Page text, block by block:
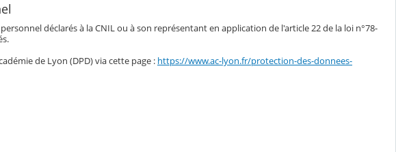
déclarés à la CNIL ou à son représentant en application de l'article 22 de la loi n°78-
de Lyon (DPD) via cette page : https://www.ac-lyon.fr/protection-des-donnees-